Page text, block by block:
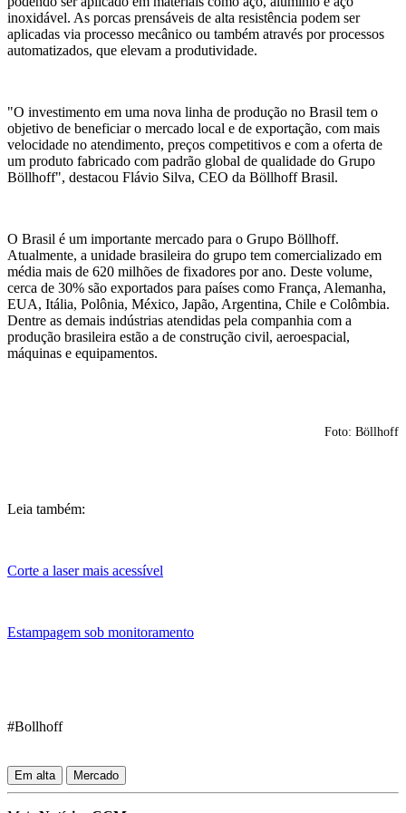
inoxidável. As porcas prensáveis de alta resistência podem ser
aplicadas via processo mecânico ou também através por processos
automatizados, que elevam a produtividade.
"O investimento em uma nova linha de produção no Brasil tem o
objetivo de beneficiar o mercado local e de exportação, com mais
velocidade no atendimento, preços competitivos e com a oferta de
um produto fabricado com padrão global de qualidade do Grupo
Böllhoff", destacou Flávio Silva, CEO da Böllhoff Brasil.
O Brasil é um importante mercado para o Grupo Böllhoff.
Atualmente, a unidade brasileira do grupo tem comercializado em
média mais de 620 milhões de fixadores por ano. Deste volume,
cerca de 30% são exportados para países como França, Alemanha,
EUA, Itália, Polônia, México, Japão, Argentina, Chile e Colômbia.
Dentre as demais indústrias atendidas pela companhia com a
produção brasileira estão a de construção civil, aeroespacial,
máquinas e equipamentos.
Foto: Böllhoff
Leia também:
Corte a laser mais acessível
Estampagem sob monitoramento
#Bollhoff
Em alta Mercado